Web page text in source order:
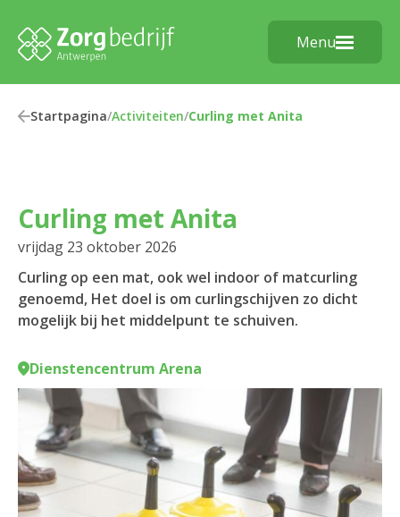
Menu
Startpagina/Activiteiten/Curling met Anita
Curling met Anita
vrijdag 23 oktober 2026
Curling op een mat, ook wel indoor of matcurling
genoemd, Het doel is om curlingschijven zo dicht
mogelijk bij het middelpunt te schuiven.
Dienstencentrum Arena